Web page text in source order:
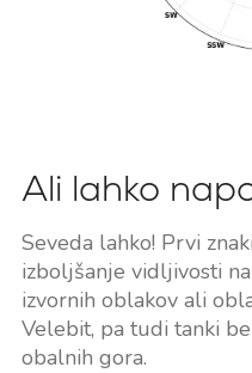
Ali lahko
Seveda lahko! Prvi
izboljšanje vidljivosti
izvornih oblakov ali
Velebit, pa tudi tanki
obalnih gora.